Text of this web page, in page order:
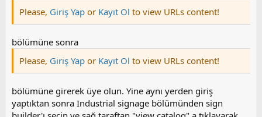
Please, Giriş Yap or Kayıt Ol to view URLs content!
bölümüne sonra
Please, Giriş Yap or Kayıt Ol to view URLs content!
bölümüne girerek üye olun. Yine aynı yerden giriş
yaptıktan sonra Industrial signage bölümünden sign